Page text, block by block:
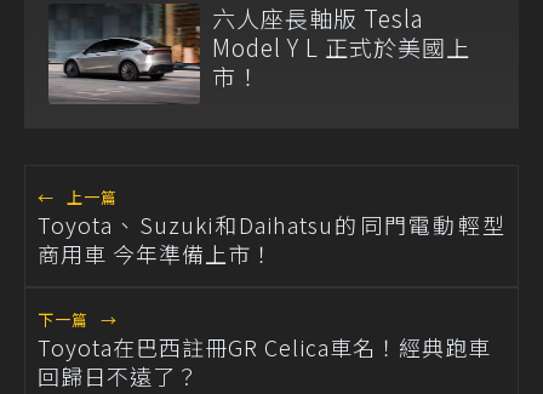
六人座長軸版 Tesla
Model Y L 正式於美國上
市！
← 上一篇
Toyota、Suzuki和Daihatsu的同門電動輕型
商用車 今年準備上市！
下一篇 →
Toyota在巴西註冊GR Celica車名！經典跑車
回歸日不遠了？